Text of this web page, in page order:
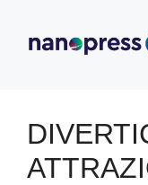
contenuto